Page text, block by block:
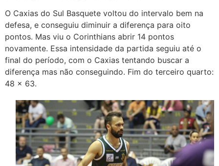
O Caxias do Sul Basquete voltou do intervalo bem na
defesa, e conseguiu diminuir a diferença para oito
pontos. Mas viu o Corinthians abrir 14 pontos
novamente. Essa intensidade da partida seguiu até o
final do período, com o Caxias tentando buscar a
diferença mas não conseguindo. Fim do terceiro quarto:
48 x 63.